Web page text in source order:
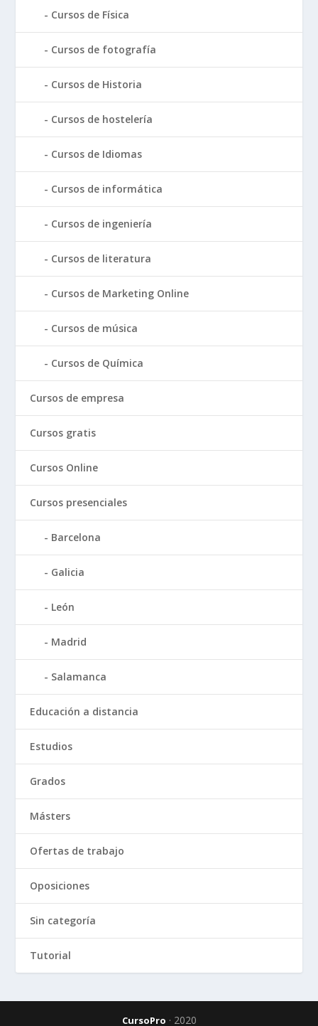
Cursos de Física
Cursos de fotografía
Cursos de Historia
Cursos de hostelería
Cursos de Idiomas
Cursos de informática
Cursos de ingeniería
Cursos de literatura
Cursos de Marketing Online
Cursos de música
Cursos de Química
Cursos de empresa
Cursos gratis
Cursos Online
Cursos presenciales
Barcelona
Galicia
León
Madrid
Salamanca
Educación a distancia
Estudios
Grados
Másters
Ofertas de trabajo
Oposiciones
Sin categoría
Tutorial
CursoPro · 2020